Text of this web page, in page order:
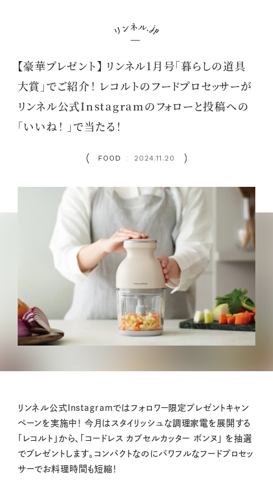
【豪華プレゼント】 リンネル1月号「暮らしの道具
大賞」でご紹介！ レコルトのフードプロセッサーが
リンネル公式Instagramのフォローと投稿への
「いいね！ 」で当たる！
FOOD ： 2024.11.20
リンネル公式Instagramではフォロワー限定プレゼントキャン
ペーンを実施中！ 今月はスタイリッシュな調理家電を展開する
「レコルト」から、「コードレス カプセルカッター ボンヌ」 を抽選
でプレゼントします。コンパクトなのにパワフルなフードプロセッ
サーでお料理時間も短縮！